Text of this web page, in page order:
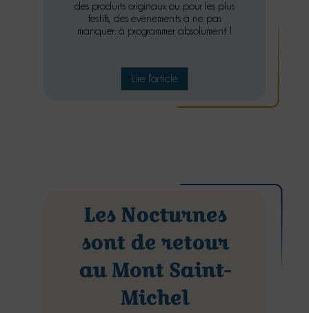
des produits originaux ou pour les plus
festifs, des événements à ne pas
manquer: à programmer absolument !
Lire l'article
Les Nocturnes
sont de retour
au Mont Saint-
Michel